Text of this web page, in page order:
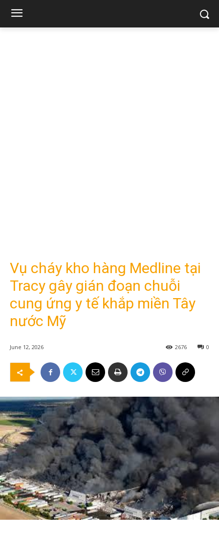
Vụ cháy kho hàng Medline tại
Tracy gây gián đoạn chuỗi
cung ứng y tế khắp miền Tây
nước Mỹ
June 12, 2026 0
2676